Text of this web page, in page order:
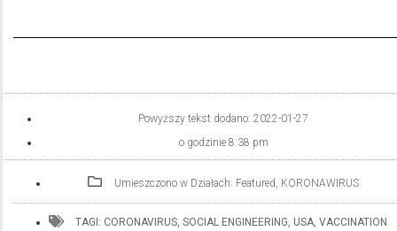
Powyższy tekst dodano: 2022-01-27
o godzinie 8:38 pm
Umieszczono w Działach: Featured, KORONAWIRUS
TAGI: CORONAVIRUS, SOCIAL ENGINEERING, USA, VACCINATION